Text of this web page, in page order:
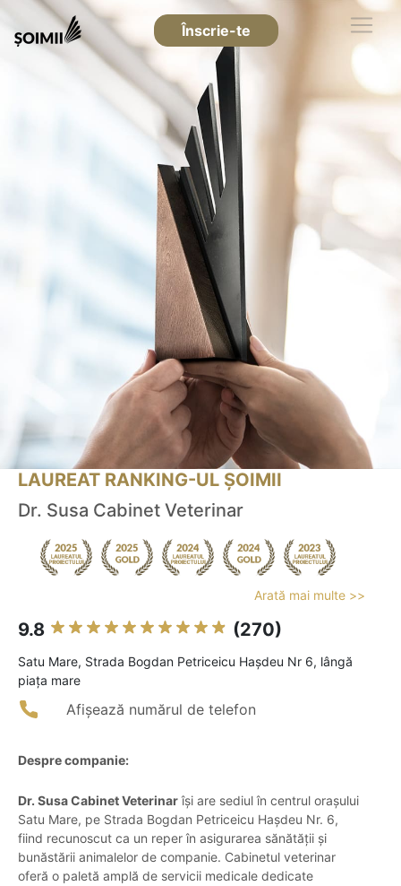
Înscrie-te
LAUREAT RANKING-UL ȘOIMII
Dr. Susa Cabinet Veterinar
Arată mai multe >>
9.8 (270)
Satu Mare, Strada Bogdan Petriceicu Hașdeu Nr 6, lângă
piața mare
Afișează numărul de telefon
Despre companie:
Dr. Susa Cabinet Veterinarîși are sediul în centrul orașului
Satu Mare, pe Strada Bogdan Petriceicu Hașdeu Nr. 6,
fiind recunoscut ca un reper în asigurarea sănătății și
bunăstării animalelor de companie. Cabinetul veterinar
oferă o paletă amplă de servicii medicale dedicate